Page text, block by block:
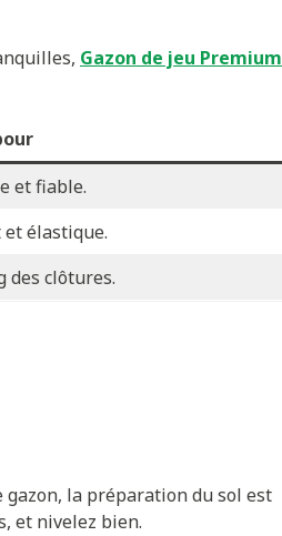
Gazon de jeu Premium
et fiable.
élastique.
des clôtures.
la préparation du sol est
et nivelez bien.